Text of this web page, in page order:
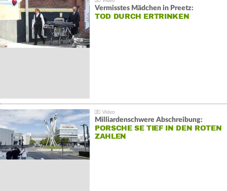
Vermisstes Mädchen in Preetz:
TOD DURCH ERTRINKEN
Milliardenschwere Abschreibung:
PORSCHE SE TIEF IN DEN ROTEN
ZAHLEN